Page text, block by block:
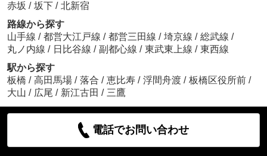
赤坂 / 坂下 / 北新宿
路線から探す
山手線 / 都営大江戸線 / 都営三田線 / 埼京線 / 総武線 /
丸ノ内線 / 日比谷線 / 副都心線 / 東武東上線 / 東西線
駅から探す
板橋 / 高田馬場 / 落合 / 恵比寿 / 浮間舟渡 / 板橋区役所前 /
大山 / 広尾 / 新江古田 / 三鷹
電話でお問い合わせ